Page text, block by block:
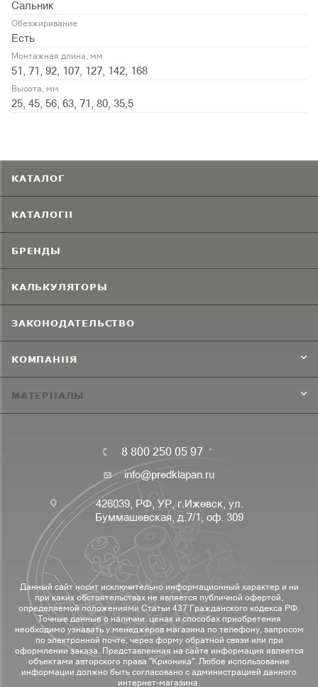
Сальник
Обезжиривание
Есть
Монтажная длина, мм
51, 71, 92, 107, 127, 142, 168
Высота, мм
25, 45, 56, 63, 71, 80, 35,5
КАТАЛОГ
КАТАЛОГИ
БРЕНДЫ
КАЛЬКУЛЯТОРЫ
ЗАКОНОДАТЕЛЬСТВО
КОМПАНИЯ
МАТЕРИАЛЫ
8 800 250 05 97
info@predklapan.ru
426039, РФ, УР, г.Ижевск, ул.
Буммашевская, д.7/1, оф. 309
Данный сайт носит исключительно информационный характер и ни
при каких обстоятельствах не является публичной офертой,
определяемой положениями Статьи 437 Гражданского кодекса РФ.
Точные данные о наличии, ценах и способах приобретения
необходимо узнавать у менеджеров магазина по телефону, запросом
по электронной почте, через форму обратной связи или при
оформлении заказа. Представленная на сайте информация является
объектами авторского права "Крионика". Любое использование
информации должно быть согласовано с администрацией данного
интернет-магазина.